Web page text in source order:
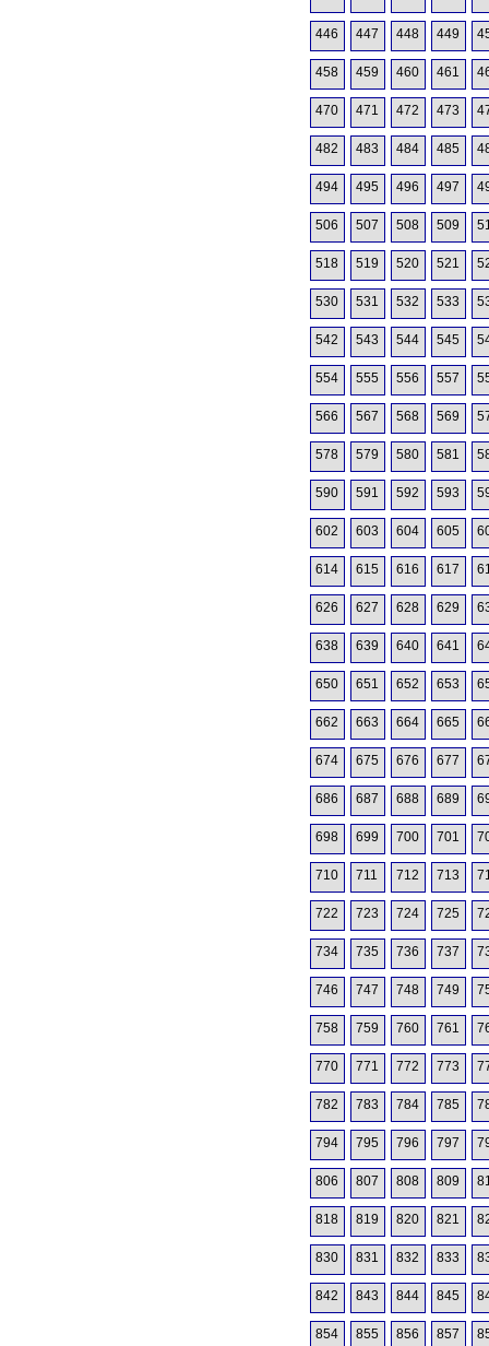
446 447 448 449
458 459 460 461
470 471 472 473
482 483 484 485
494 495 496 497
506 507 508 509
518 519 520 521
530 531 532 533
542 543 544 545
554 555 556 557
566 567 568 569
578 579 580 581
590 591 592 593
602 603 604 605
614 615 616 617
626 627 628 629
638 639 640 641
650 651 652 653
662 663 664 665
674 675 676 677
686 687 688 689
698 699 700 701
710 711 712 713
722 723 724 725
734 735 736 737
746 747 748 749
758 759 760 761
770 771 772 773
782 783 784 785
794 795 796 797
806 807 808 809
818 819 820 821
830 831 832 833
842 843 844 845
854 855 856 857